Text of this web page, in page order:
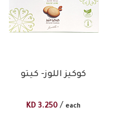
كوكيز اللوز- كيتو
KD 3.250 / each